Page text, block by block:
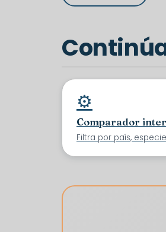
⚙️
Comparador
Filtra por país,